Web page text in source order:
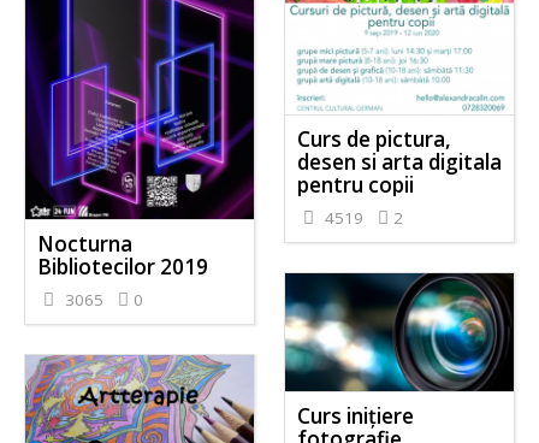
Curs de pictura,
desen si arta digitala
pentru copii
4519 2
Nocturna
Bibliotecilor 2019
3065 0
Curs inițiere